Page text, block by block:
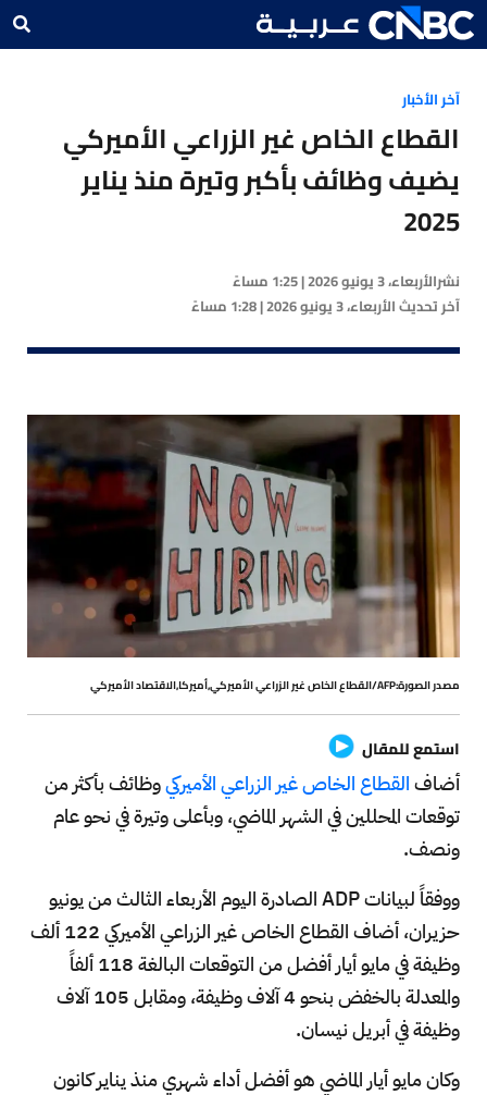
آخر الأخبار
القطاع الخاص غير الزراعي الأميركي
يضيف وظائف بأكبر وتيرة منذ يناير
2025
نشرالأربعاء، 3 يونيو 2026 | 1:25 مساءً
آخر تحديثالأربعاء، 3 يونيو 2026 | 1:28 مساءً
مصدر الصورة:AFP/القطاع الخاص غير الزراعي الأميركي,أميركا,الاقتصاد الأميركي
استمع للمقال
أضافالقطاع الخاص غير الزراعي الأميركي وظائف بأكثر من
توقعات المحللين في الشهر الماضي، وبأعلى وتيرة في نحو عام
ونصف.
ووفقاً لبيانات ADP الصادرة اليوم الأربعاء الثالث من يونيو
حزيران، أضاف القطاع الخاص غير الزراعي الأميركي 122 ألف
وظيفة في مايو أيار أفضل من التوقعات البالغة 118 ألفاً
والمعدلة بالخفض بنحو 4 آلاف وظيفة، ومقابل 105 آلاف
وظيفة في أبريل نيسان.
وكان مايو أيار الماضي هو أفضل أداء شهري منذ يناير كانون